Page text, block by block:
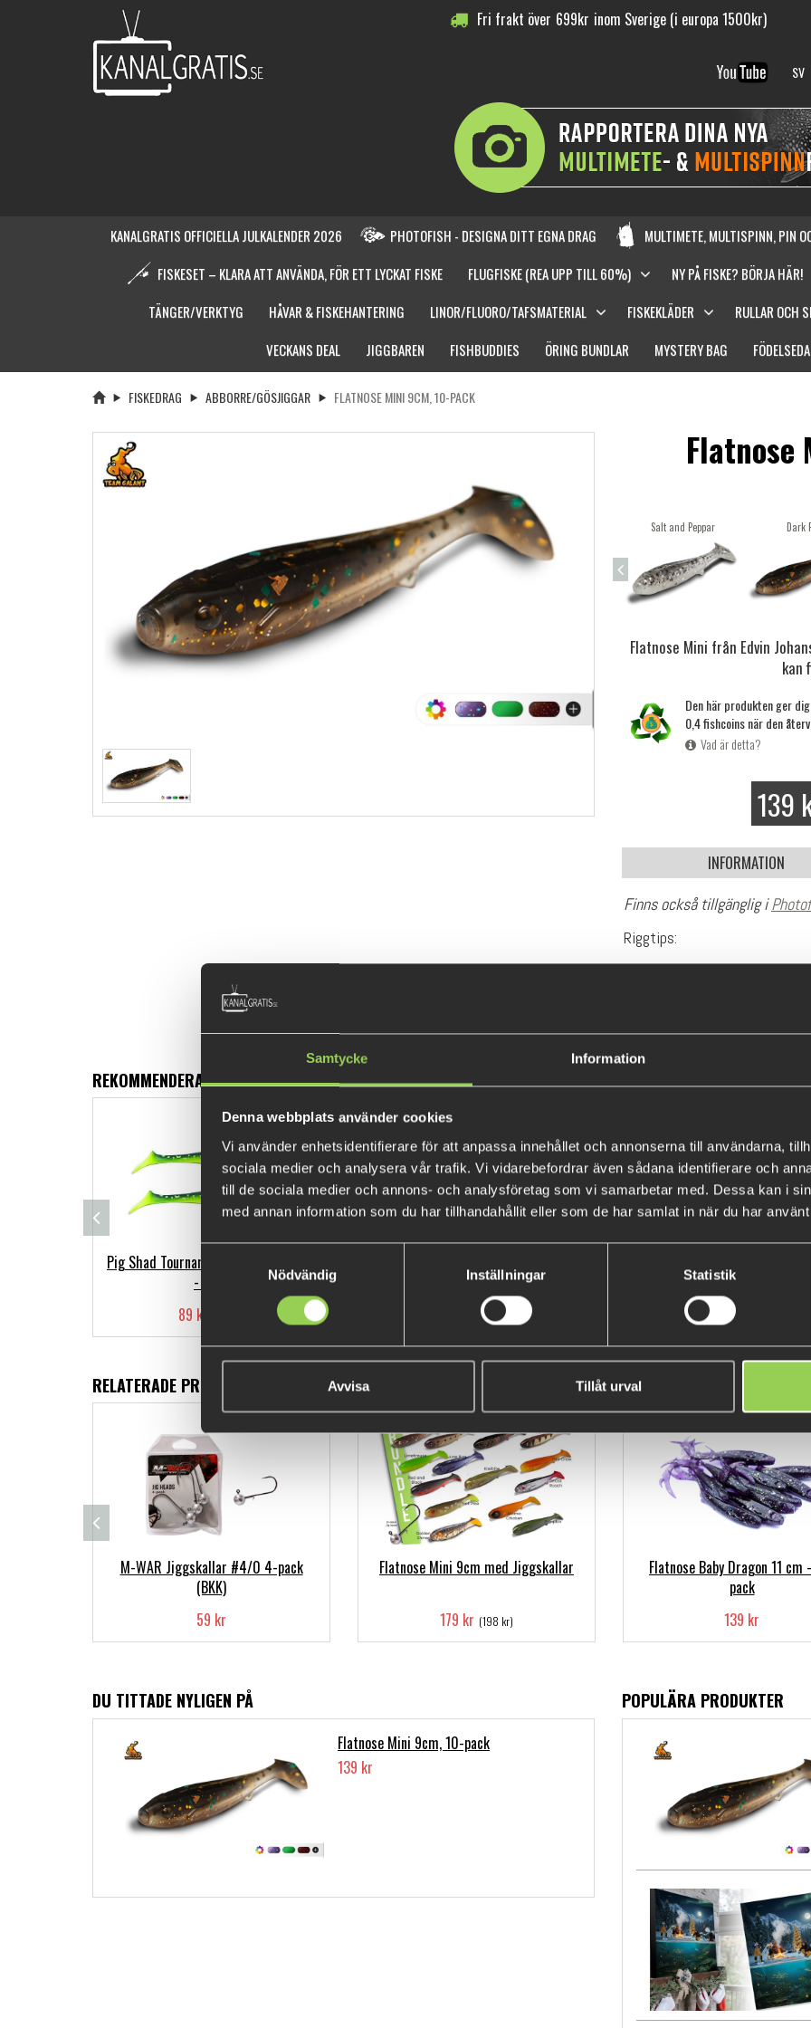
Samtycke Information
Denna webbplats använder cookies
Vi använder enhetsidentifierare för att anpassa innehållet och annonserna till användarna,
sociala medier och analysera vår trafik. Vi vidarebefordrar även sådana identifierare och
till de sociala medier och annons- och analysföretag som vi samarbetar med. Dessa kan i
med annan information som du har tillhandahållit eller som de har samlat in när du har
Nödvändig
Inställningar Statistik
Avvisa Tillåt urval
Fri frakt över 699kr inom Sverige (i europa 1500kr)
SV
KANALGRATIS OFFICIELLA JULKALENDER 2026 PHOTOFISH - DESIGNA DITT EGNA DRAG MULTIMETE, MULTISPINN, PIN
FISKESET – KLARA ATT ANVÄNDA, FÖR ETT LYCKAT FISKE
FLUGFISKE (REA UPP TILL 60%) NY PÅ FISKE? BÖRJA HÄR!
TÄNGER/VERKTYG
HÅVAR & FISKEHANTERING LINOR/FLUORO/TAFSMATERIAL FISKEKLÄDER RULLAR OCH
VECKANS DEAL
JIGGBAREN FISHBUDDIES ÖRING BUNDLAR MYSTERY BAG
FISKEDRAG ABBORRE/GÖSJIGGAR FLATNOSE MINI 9CM, 10-PACK
Flatnose
Salt and Peppar
Dark
Flatnose Mini från Edvin
kan
Den här produkten ger
0,4 fishcoins när den
Vad är detta?
139
INFORMATION
Finns också tillgänglig i
Riggtips:
1. På ettjigghuvud storlek 4/
mycket växter och gräs som
man kan fasta i med ett
Edvin Johansson, känd från
abborrefisket. Den ganska
paddeln och breda profilen
väsen av sig i vattnet och
Köp Flatnose Mini med
9 cm, 7 gram. Kommer i 10
REKOMMENDERADE PRODUKTER
Pig Shad Tournament, 18cm, Hot Pike
- 2pcs
89 kr
Jiggskallar
(178 kr)
(BKK)
59 kr
RELATERADE PRODUKTER
M-WAR Jiggskallar #4/0 4-pack
(BKK)
59 kr
Flatnose Mini 9cm med Jiggskallar
179 kr (198 kr)
Flatnose Baby Dragon 11 cm
pack
139 kr
DU TITTADE NYLIGEN PÅ
Flatnose Mini 9cm, 10-pack
139 kr
POPULÄRA PRODUKTER